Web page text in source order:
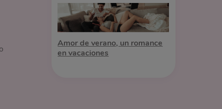
Amor de verano, un romance
en vacaciones